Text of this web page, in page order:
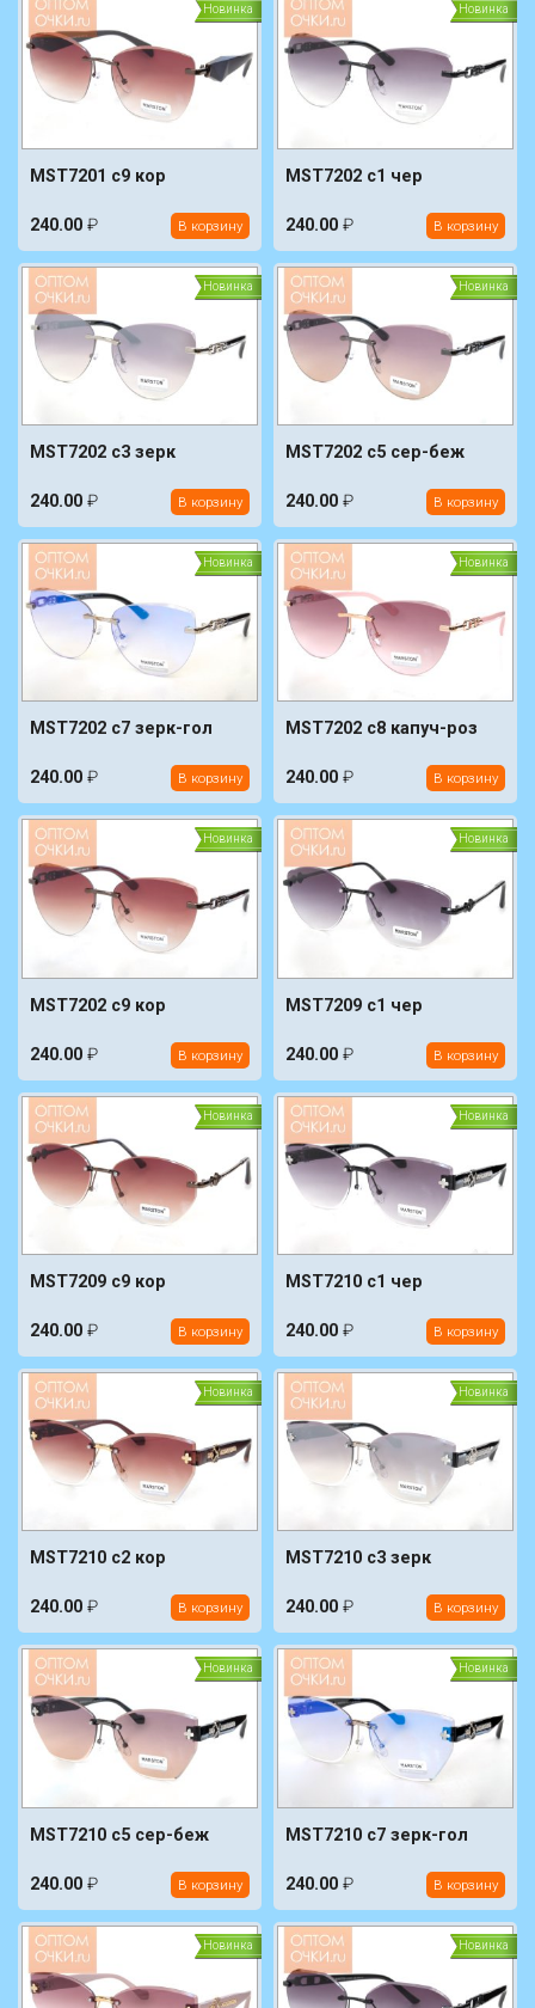
Новинка
MST7201 c9 кор
240.00 ₽ В корзину
Новинка
MST7202 c1 чер
240.00 ₽ В корзину
Новинка
MST7202 c3 зерк
240.00 ₽ В корзину
Новинка
MST7202 c5 сер-беж
240.00 ₽ В корзину
Новинка
MST7202 c7 зерк-гол
240.00 ₽ В корзину
Новинка
MST7202 c8 капуч-роз
240.00 ₽ В корзину
Новинка
MST7202 c9 кор
240.00 ₽ В корзину
Новинка
MST7209 c1 чер
240.00 ₽ В корзину
Новинка
MST7209 c9 кор
240.00 ₽ В корзину
Новинка
MST7210 c1 чер
240.00 ₽ В корзину
Новинка
MST7210 c2 кор
240.00 ₽ В корзину
Новинка
MST7210 c3 зерк
240.00 ₽ В корзину
Новинка
MST7210 c5 сер-беж
240.00 ₽ В корзину
Новинка
MST7210 c7 зерк-гол
240.00 ₽ В корзину
Новинка Новинка